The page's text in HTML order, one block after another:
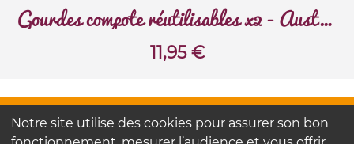
Gourdes compote réutilisables x2 - Australie
11,95€
FAQ
Contactez-nous
Notre site utilise des cookies pour assurer son bon